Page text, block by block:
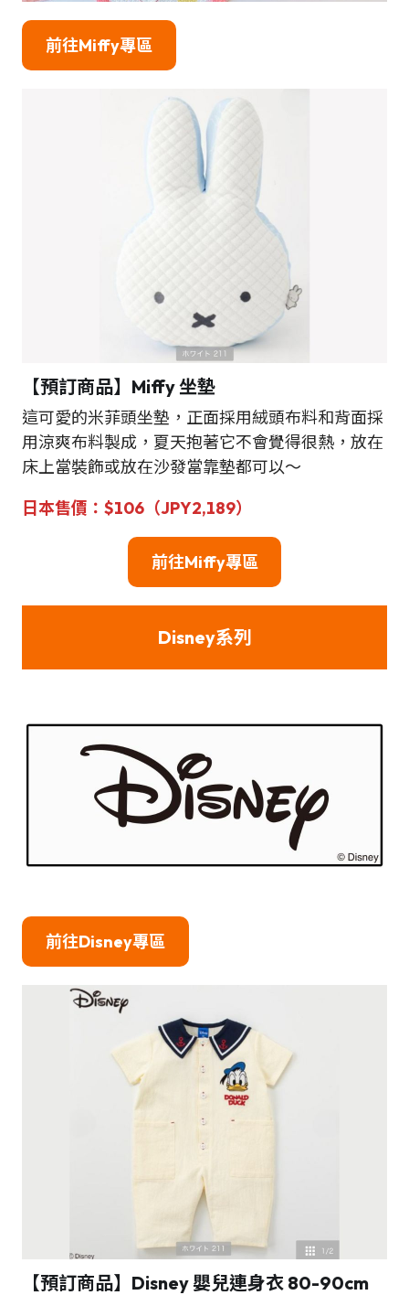
前往Miffy專區
【預訂商品】Miffy 坐墊
這可愛的米菲頭坐墊，正面採用絨頭布料和背面採
用涼爽布料製成，夏天抱著它不會覺得很熱，放在
床上當裝飾或放在沙發當靠墊都可以～
日本售價： $106（JPY2,189）
前往Miffy專區
Disney系列
前往Disney專區
【預訂商品】Disney 嬰兒連身衣 80-90cm